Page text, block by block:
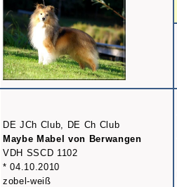
DE JCh Club, DE Ch Club
Maybe Mabel von Berwangen
VDH SSCD 1102
* 04.10.2010
zobel-weiß